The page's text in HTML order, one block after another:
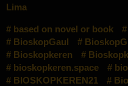
Lima
based on novel or book
BioskopGaul
Bioskopkeren
bioskopkeren.space
BIOSKOPKEREN21